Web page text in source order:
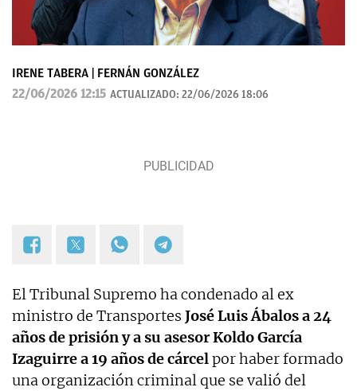
IRENE TABERA | FERNÁN GONZÁLEZ
22/06/2026 12:15 ACTUALIZADO: 22/06/2026 18:06
El Tribunal Supremo ha condenado al ex
ministro de Transportes José Luis Ábalos a 24
años de prisión y a su asesor Koldo García
Izaguirre a 19 años de cárcelpor haber formado
una organización criminal que se valió del